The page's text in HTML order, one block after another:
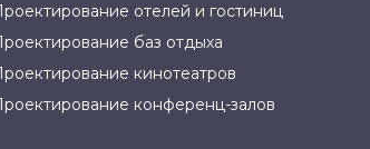
отелей и гостиниц
баз отдыха
кинотеатров
конференц-залов